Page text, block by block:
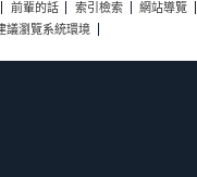
前輩的話 索引檢索
網站導覽
議瀏覽系統環境